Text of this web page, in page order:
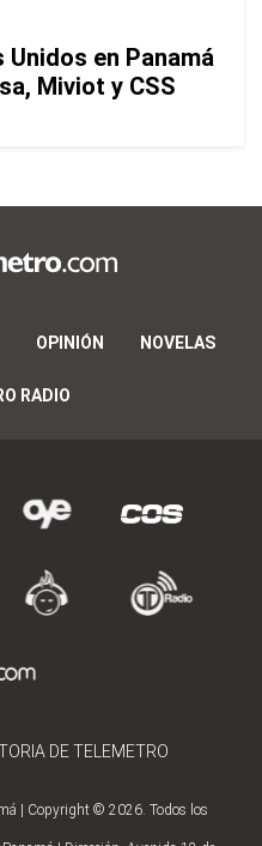
Unidos en Panamá
Miviot y CSS
OPINIÓN NOVELAS
RADIO
DE TELEMETRO
| Copyright © 2026. Todos los